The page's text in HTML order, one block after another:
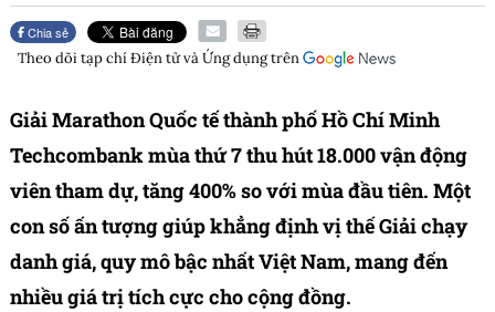
Chia sẻ
Theo dõi tạp chíĐiện tử và Ứng dụngtrên
Giải Marathon Quốc tế thành phố Hồ Chí Minh
Techcombank mùa thứ 7 thu hút 18.000 vận động
viên tham dự, tăng 400% so với mùa đầu tiên. Một
con số ấn tượng giúp khẳng định vị thế Giải chạy
danh giá, quy mô bậc nhất Việt Nam, mang đến
nhiều giá trị tích cực cho cộng đồng.